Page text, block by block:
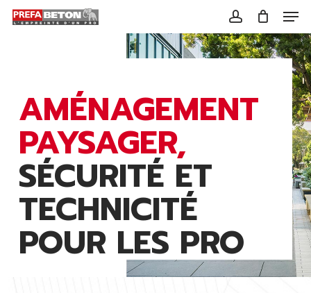
Skip
account
AMÉNAGEMENT
PAYSAGER,
SÉCURITÉ ET
TECHNICITÉ
POUR LES PRO
Menu